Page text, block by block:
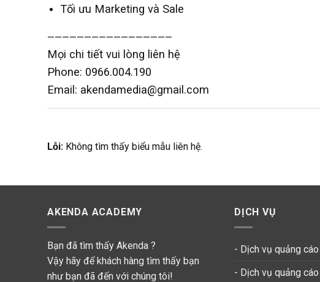
Tối ưu Marketing và Sale
—————————————————
Mọi chi tiết vui lòng liên hệ
Phone: 0966.004.190
Email: akendamedia@gmail.com
Lỗi: Không tìm thấy biểu mẫu liên hệ.
AKENDA ACADEMY
Bạn đã tìm thấy Akenda ?
Vậy hãy để khách hàng tìm thấy bạn
như bạn đã đến với chúng tôi!
DỊCH VỤ
- Dịch vụ quảng
- Dịch vụ quảng